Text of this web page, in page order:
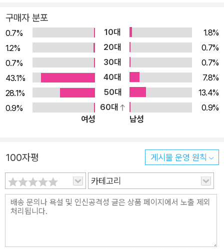
구매자 분포
0.7% 10대
1.8%
1.2%
20대
0.7%
0.7%
30대
0.7%
43.1%
40대
7.8%
28.1%
50대
13.4%
0.9%
60대
0.9%
여성
남성
100자평 게시물 운영 원칙
카테고리